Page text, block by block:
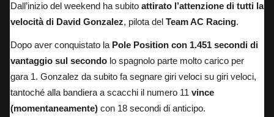
Dall’inizio del weekend ha subito attirato l’attenzione di tutti la
velocità di David Gonzalez, pilota del Team AC Racing.
Dopo aver conquistato la Pole Position con 1.451 secondi di
vantaggio sul secondo lo spagnolo parte molto carico per
gara 1. Gonzalez da subito fa segnare giri veloci su giri veloci,
tantoché alla bandiera a scacchi il numero 11 vince
(momentaneamente) con 18 secondi di anticipo.